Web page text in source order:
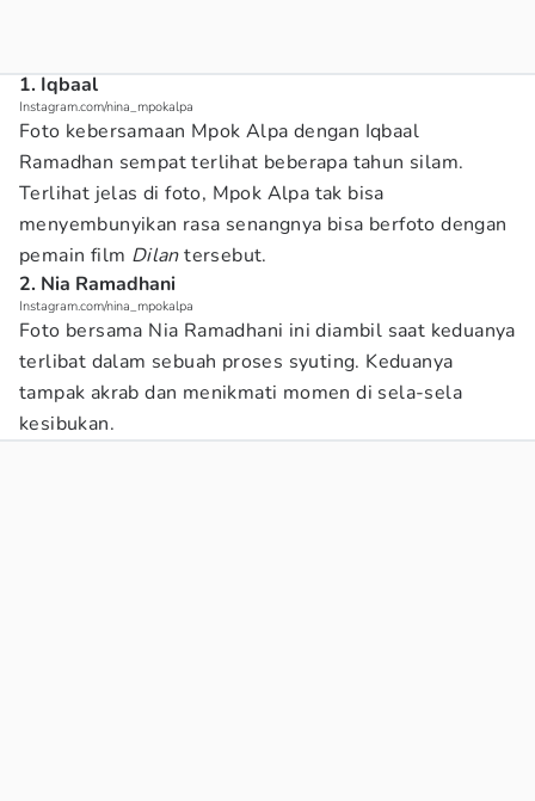
1. Iqbaal
Instagram.com/nina_mpokalpa
Foto kebersamaan Mpok Alpa dengan Iqbaal
Ramadhan sempat terlihat beberapa tahun silam.
Terlihat jelas di foto, Mpok Alpa tak bisa
menyembunyikan rasa senangnya bisa berfoto dengan
pemain film Dilantersebut.
2. Nia Ramadhani
Instagram.com/nina_mpokalpa
Foto bersama Nia Ramadhani ini diambil saat keduanya
terlibat dalam sebuah proses syuting. Keduanya
tampak akrab dan menikmati momen di sela-sela
kesibukan.